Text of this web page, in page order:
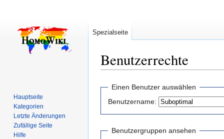
Benutzerrechte
springen
springen
Einen Benutzer auswählen
Benutzername:
Benutzergruppen ansehen
Spezialseite
Hauptseite
Kategorien
Letzte Änderungen
Zufällige Seite
Hilfe